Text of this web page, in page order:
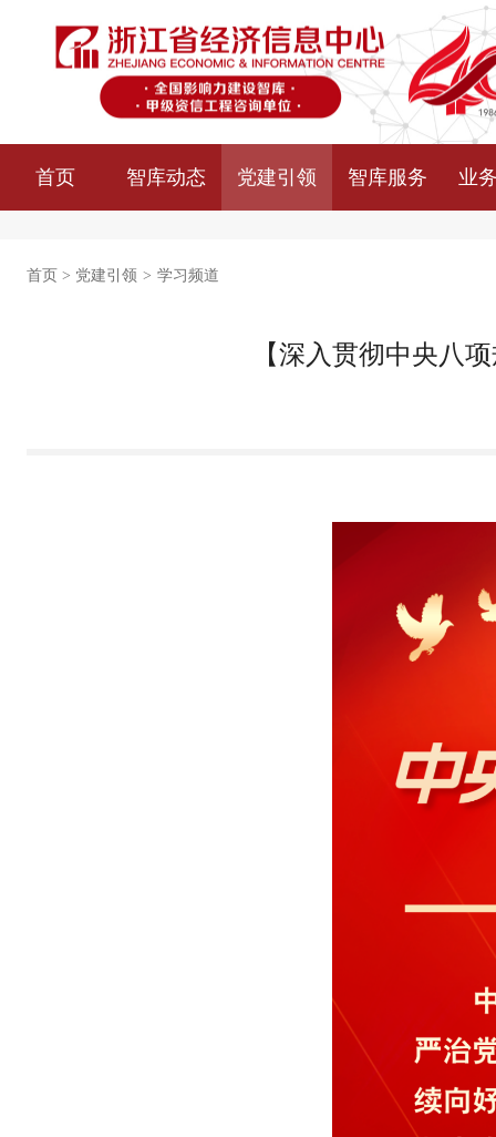
首页 智库动态 党建引领 智库服务 业
首页 > 党建引领 > 学习频道
【深入贯彻中央八